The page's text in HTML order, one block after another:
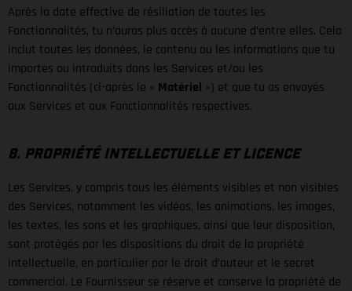
Après la date effective de résiliation de toutes les
Fonctionnalités, tu n’auras plus accès à aucune d’entre elles. Cela
inclut toutes les données, le contenu ou les informations que tu
importes ou introduits dans les Services et/ou les
Fonctionnalités (ci-après le « Matériel ») et que tu as envoyés
aux Services et aux Fonctionnalités respectives.
8. PROPRIÉTÉ INTELLECTUELLE ET LICENCE
Les Services, y compris tous les éléments visibles et non visibles
des Services, notamment les vidéos, les animations, les images,
les textes, les sons et les graphiques, ainsi que leur disposition,
sont protégés par les dispositions du droit de la propriété
intellectuelle, en particulier par le droit d’auteur et le secret
commercial. Le Fournisseur se réserve et conserve la propriété de